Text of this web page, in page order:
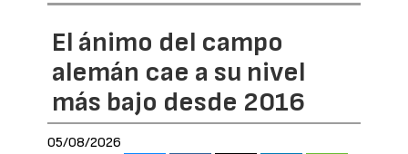
El ánimo del campo
alemán cae a su nivel
más bajo desde 2016
05/08/2026